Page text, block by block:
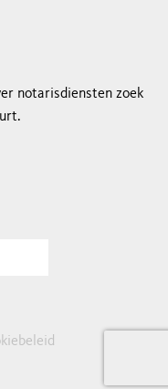
notarisdiensten zoek